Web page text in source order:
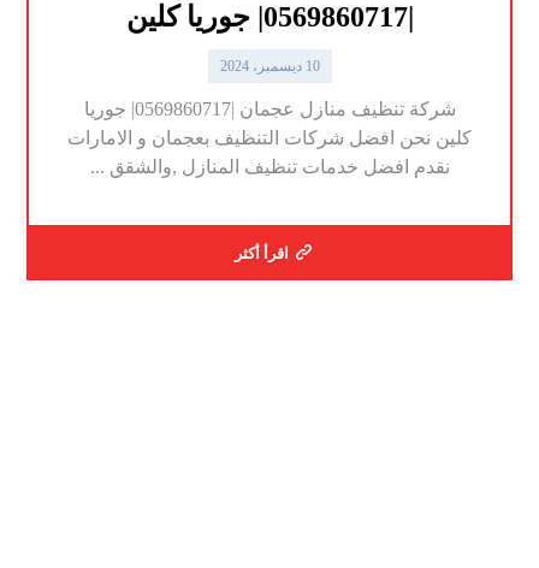
|0569860717| جوريا كلين
10 ديسمبر، 2024
شركة تنظيف منازل عجمان |0569860717| جوريا
كلين نحن افضل شركات التنظيف بعجمان و الامارات
نقدم افضل خدمات تنظيف المنازل ,والشقق ...
اقرأ أكثر